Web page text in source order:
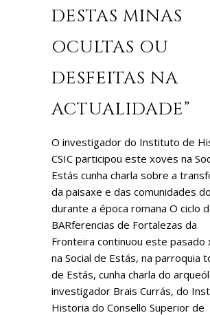
DESTAS MINAS
OCULTAS OU
DESFEITAS NA
ACTUALIDADE”
O investigador do Instituto de
CSIC participou este xoves na
Estás cunha charla sobre a
da paisaxe e das comunidades
durante a época romana O ciclo
BARferencias de Fortalezas da
Fronteira continuou este pasado
na Social de Estás, na parroquia
de Estás, cunha charla do
investigador Brais Currás, do
Historia do Consello Superior de